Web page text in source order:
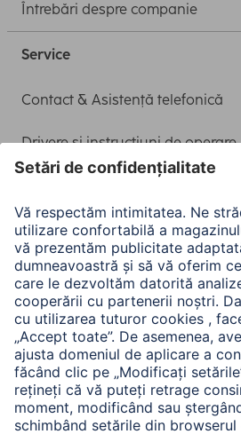
Întrebări despre companie
Service
Contact & Asistență telefonică
Drivere și instrucțiuni de operare
A.N.P.C.
A.N.P.C. SAL
Companie
Istoria companiei
Hama Mondial